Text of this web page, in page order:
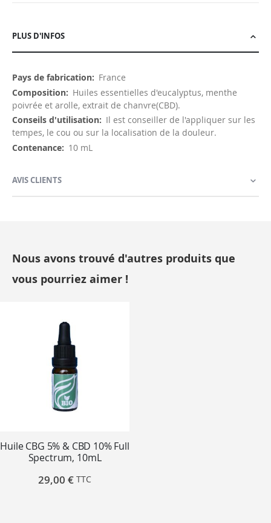
PLUS D'INFOS
Plus
d'infos
France
Huiles essentielles d'eucalyptus, menthe
poivrée et arolle, extrait de chanvre(CBD).
Il est conseiller de l'appliquer sur les
tempes, le cou ou sur la localisation de la douleur.
10 mL
AVIS CLIENTS
Nous avons trouvé d'autres produits que
vous pourriez aimer !
Huile CBG 5% & CBD 10% Full
Spectrum, 10mL
29,00 €